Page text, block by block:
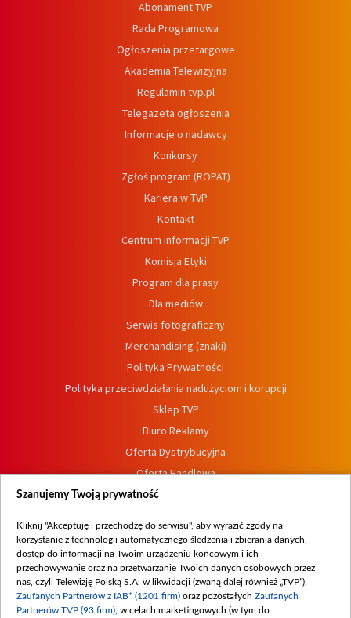
Abonament TVP
Rada Programowa
Ogłoszenia przetargowe
Akademia Telewizyjna
Regulamin tvp.pl
Telegazeta ogłoszenia
Informacje o nadawcy
Konkursy
Zgłoś program (ROPAT)
Kariera w TVP
Kontakt
Centrum informacji TVP
Komisja Etyki
Program dla prasy
Dla mediów
Serwis fotograficzny
Merchandising (znaki)
Polityka Prywatności
Polityka przeciwdziałania nadużyciom i korupcji
Sklep TVP
Biuro Reklamy
Oferta Dystrybucyjna
Oferta Handlowa
Dostępność
Procedura zgłoszeń wewnętrznych
Szanujemy Twoją prywatność
Kliknij "Akceptuję i przechodzę do serwisu", aby wyrazić zgody na
korzystanie z technologii automatycznego śledzenia i zbierania danych,
dostęp do informacji na Twoim urządzeniu końcowym i ich
przechowywanie oraz na przetwarzanie Twoich danych osobowych przez
nas, czyli Telewizję Polską S.A. w likwidacji (zwaną dalej również „TVP”),
Zaufanych Partnerów z IAB* (1201 firm) oraz pozostałych Zaufanych
Partnerów TVP (93 firm) , w celach marketingowych (w tym do